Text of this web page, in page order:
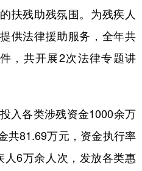
扶残助残氛围。为残疾人
供法律援助服务，全年共
，共开展2次法律专题讲
各类涉残资金1000余万
共81.69万元，资金执行率
6万余人次，发放各类惠